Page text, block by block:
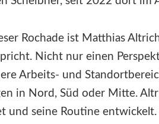
Rochade ist Matthias
Nicht nur einen
Arbeits- und
in Nord, Süd oder Mitte.
und seine Routine